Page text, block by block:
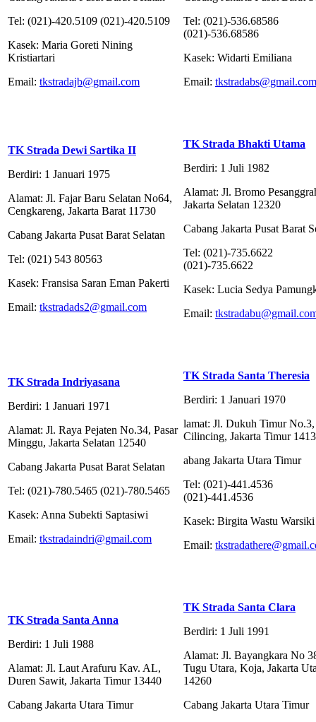
Tel: (021)-420.5109 (021)-420.5109
Kasek: Maria Goreti Nining
Kristiartari
Email: tkstradajb@gmail.com
Tel: (021)-536.68586
(021)-536.68586
Kasek: Widarti Emiliana
Email: tkstradabs@gmail.com
TK Strada Dewi Sartika II
Berdiri: 1 Januari 1975
Alamat: Jl. Fajar Baru Selatan No64,
Cengkareng, Jakarta Barat 11730
Cabang Jakarta Pusat Barat Selatan
Tel: (021) 543 80563
Kasek: Fransisa Saran Eman Pakerti
Email: tkstradads2@gmail.com
TK Strada Bhakti Utama
Berdiri: 1 Juli 1982
Alamat: Jl. Bromo
Jakarta Selatan 12320
Cabang Jakarta Pusat Barat
Tel: (021)-735.6622
(021)-735.6622
Kasek: Lucia Sedya
Email:
TK Strada Indriyasana
Berdiri: 1 Januari 1971
Alamat: Jl. Raya Pejaten No.34, Pasar
Minggu, Jakarta Selatan 12540
Cabang Jakarta Pusat Barat Selatan
Tel: (021)-780.5465 (021)-780.5465
Kasek: Anna Subekti Saptasiwi
Email: tkstradaindri@gmail.com
TK Strada Santa Theresia
Berdiri: 1 Januari 1970
lamat: Jl. Dukuh Timur No.3,
Cilincing, Jakarta Timur
abang Jakarta Utara Timur
Tel: (021)-441.4536
(021)-441.4536
Kasek: Birgita Wastu Warsiki
Email:
TK Strada Santa Anna
Berdiri: 1 Juli 1988
Alamat: Jl. Laut Arafuru Kav. AL,
Duren Sawit, Jakarta Timur 13440
Cabang Jakarta Utara Timur
TK Strada Santa Clara
Berdiri: 1 Juli 1991
Alamat: Jl. Bayangkara No
Tugu Utara, Koja, Jakarta
14260
Cabang Jakarta Utara Timur